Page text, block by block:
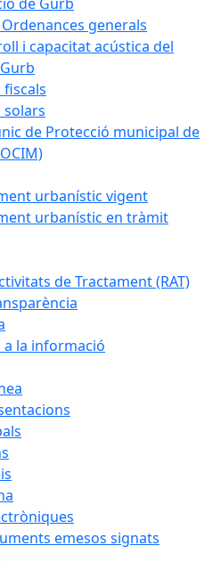
generals
i capacitat acústica del
fiscals
solars
de Protecció municipal de
urbanístic vigent
urbanístic en tràmit
de Tractament (RAT)
a la informació
emesos signats